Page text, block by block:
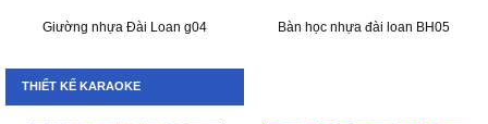
Giường nhựa Đài Loan g04 Bàn học nhựa đài loan BH05
THIẾT KẾ KARAOKE